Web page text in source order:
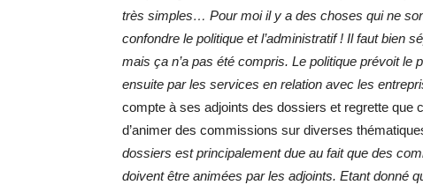
très simples… Pour moi il y a des choses qui ne
confondre le politique et l’administratif ! Il faut bien
mais ça n’a pas été compris. Le politique prévoit
ensuite par les services en relation avec les
compte à ses adjoints des dossiers et regrette que
d’animer des commissions sur diverses
dossiers est principalement due au fait que des
doivent être animées par les adjoints. Etant donné